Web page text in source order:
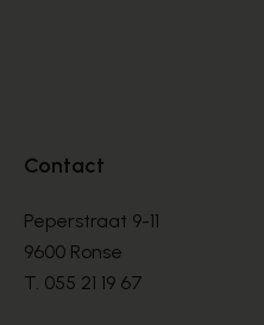
Contact
Peperstraat 9-11
9600 Ronse
T. 055 21 19 67